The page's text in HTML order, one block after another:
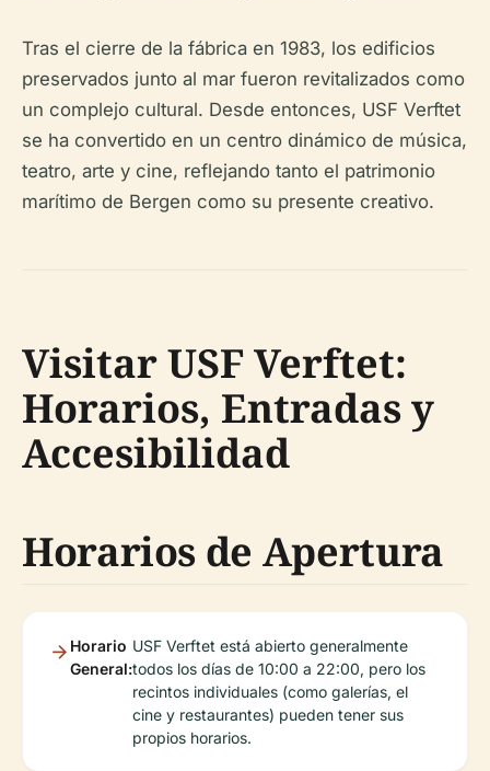
Tras el cierre de la fábrica en 1983, los edificios
preservados junto al mar fueron revitalizados como
un complejo cultural. Desde entonces, USF Verftet
se ha convertido en un centro dinámico de música,
teatro, arte y cine, reflejando tanto el patrimonio
marítimo de Bergen como su presente creativo.
Visitar USF Verftet:
Horarios, Entradas y
Accesibilidad
Horarios de Apertura
Horario
General:
USF Verftet está abierto generalmente
todos los días de 10:00 a 22:00, pero los
recintos individuales (como galerías, el
cine y restaurantes) pueden tener sus
propios horarios.